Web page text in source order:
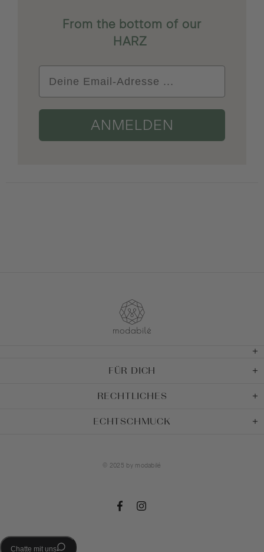
From the bottom of our
HARZ
ANMELDEN
FÜR DICH
RECHTLICHES
ECHTSCHMUCK
© 2025 by modabilé